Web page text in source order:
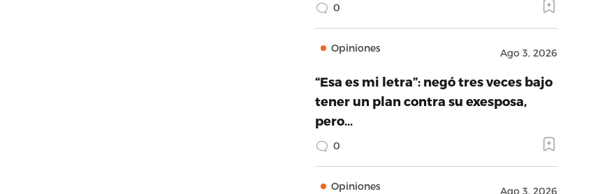
0
Opiniones Ago 3, 2026
“Esa es mi letra”: negó tres veces bajo
tener un plan contra su exesposa,
pero…
0
Opiniones Ago 3, 2026